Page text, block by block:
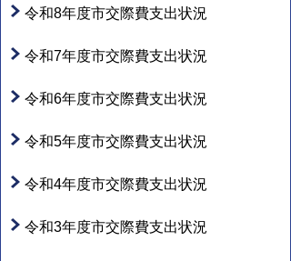
令和8年度市交際費支出状況
令和7年度市交際費支出状況
令和6年度市交際費支出状況
令和5年度市交際費支出状況
令和4年度市交際費支出状況
令和3年度市交際費支出状況